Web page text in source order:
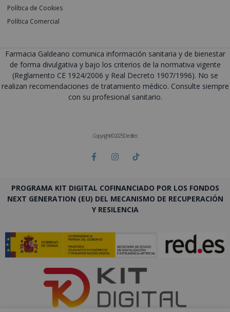
Política de Cookies
Política Comercial
Farmacia Galdeano comunica información sanitaria y de bienestar
de forma divulgativa y bajo los criterios de la normativa vigente
(Reglamento CE 1924/2006 y Real Decreto 1907/1996). No se
realizan recomendaciones de tratamiento médico. Consulte siempre
con su profesional sanitario.
Copyright © 2025 Deditec
PROGRAMA KIT DIGITAL COFINANCIADO POR LOS FONDOS
NEXT GENERATION (EU) DEL MECANISMO DE RECUPERACIÓN
Y RESILENCIA